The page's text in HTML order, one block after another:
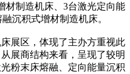
材制造机床、3台激光定向能
沉积式增材制造机床。
区，体现了主办方重视此
展商结构来看，呈现了较明
粉末床熔融、定向能量沉积